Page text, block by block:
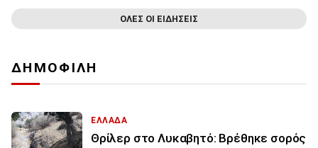
ΟΛΕΣ ΟΙ ΕΙΔΗΣΕΙΣ
ΔΗΜΟΦΙΛΗ
ΕΛΛΑΔΑ
Θρίλερ στο Λυκαβητό: Βρέθηκε σορός